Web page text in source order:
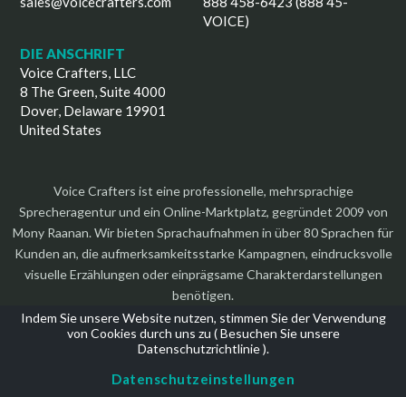
Indem Sie unsere Website nutzen, stimmen Sie der Verwendung
von Cookies durch uns zu (Besuchen Sie unsere
Datenschutzrichtlinie).
Datenschutzeinstellungen
VOICE)
DIE ANSCHRIFT
Voice Crafters, LLC
8 The Green, Suite 4000
Dover, Delaware 19901
United States
Voice Crafters ist eine professionelle, mehrsprachige
Sprecheragentur und ein Online-Marktplatz, gegründet 2009 von
Mony Raanan. Wir bieten Sprachaufnahmen in über 80 Sprachen für
Kunden an, die aufmerksamkeitsstarke Kampagnen, eindrucksvolle
visuelle Erzählungen oder einprägsame Charakterdarstellungen
benötigen.